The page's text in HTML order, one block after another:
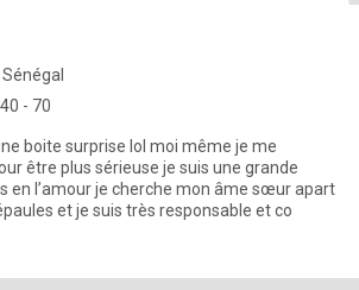
- 70
boite surprise lol moi même je me
être plus sérieuse je suis une grande
en l’amour je cherche mon âme sœur apart
et je suis très responsable et co